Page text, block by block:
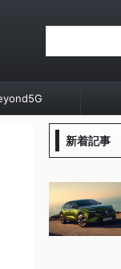
新着記事